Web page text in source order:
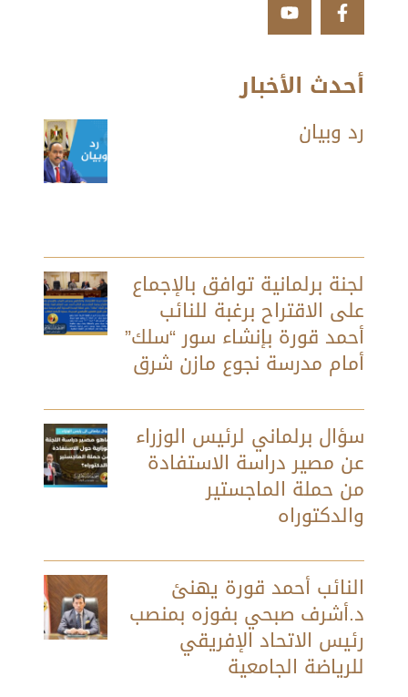
أحدث الأخبار
رد وبيان
لجنة برلمانية توافق بالإجماع
على الاقتراح برغبة للنائب
أحمد قورة بإنشاء سور “سلك”
أمام مدرسة نجوع مازن شرق
سؤال برلماني لرئيس الوزراء
عن مصير دراسة الاستفادة
من حملة الماجستير
والدكتوراه
النائب أحمد قورة يهنئ
د.أشرف صبحي بفوزه بمنصب
رئيس الاتحاد الإفريقي
للرياضة الجامعية